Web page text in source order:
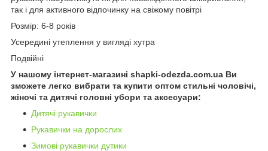
так і для активного відпочинку на свіжому повітрі
Розмір: 6-8 років
Усередині утеплення у вигляді хутра
Подвійні
У нашому інтернет-магазині shapki-odezda.com.ua Ви
зможете легко вибрати та купити оптом стильні чоловічі,
жіночі та дитячі головні убори та аксесуари:
Дитячі рукавички
Рукавички на дорослих
Зимові рукавички дутики